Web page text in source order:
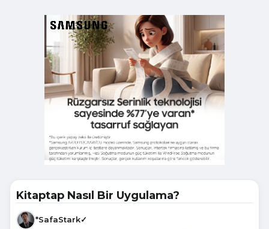
Kitaptap Nasıl Bir Uygulama?
*SafaStark✓